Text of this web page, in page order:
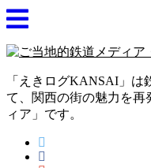
「えきログKANSAI」は
て、関西の街の魅力を再
ィア」です。